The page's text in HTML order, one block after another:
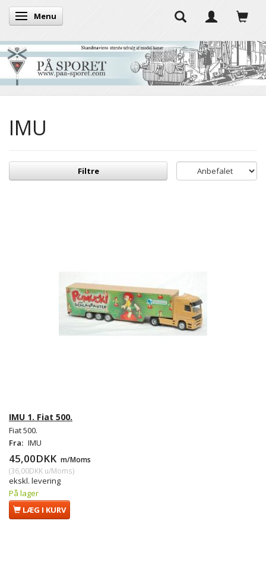
Skifte navigation
Menu
IMU
Filtre
IMU 1. Fiat 500.
Fiat 500.
Fra: IMU
45,00DKK m/Moms
(36,00DKK u/Moms)
ekskl. levering
På lager
LÆG I KURV